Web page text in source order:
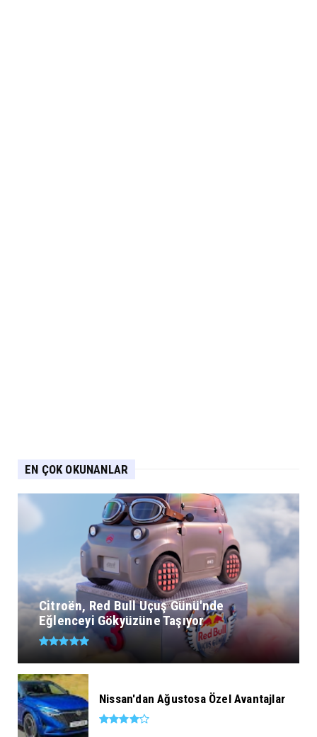
EN ÇOK OKUNANLAR
Citroën, Red Bull Uçuş Günü'nde
Eğlenceyi Gökyüzüne Taşıyor
Nissan'dan Ağustosa Özel Avantajlar